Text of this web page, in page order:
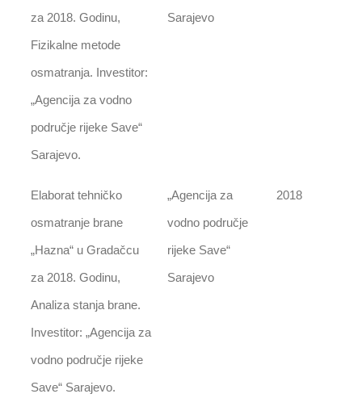
za 2018. Godinu,
Fizikalne metode
osmatranja. Investitor:
„Agencija za vodno
područje rijeke Save“
Sarajevo.
Sarajevo
Elaborat tehničko
osmatranje brane
„Hazna“ u Gradačcu
za 2018. Godinu,
Analiza stanja brane.
Investitor: „Agencija za
vodno područje rijeke
Save“ Sarajevo.
„Agencija za
vodno područje
rijeke Save“
Sarajevo
2018